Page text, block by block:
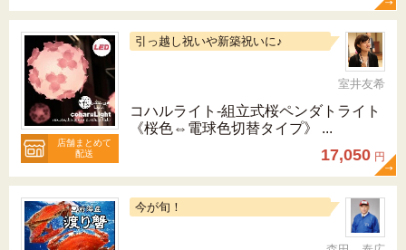
店舗まとめて
配送
引っ越し祝いや新築祝いに♪
室井友希
コハルライト‐組立式桜ペンダトライト
《桜色⇔電球色切替タイプ》 ...
17,050 円
今が旬！